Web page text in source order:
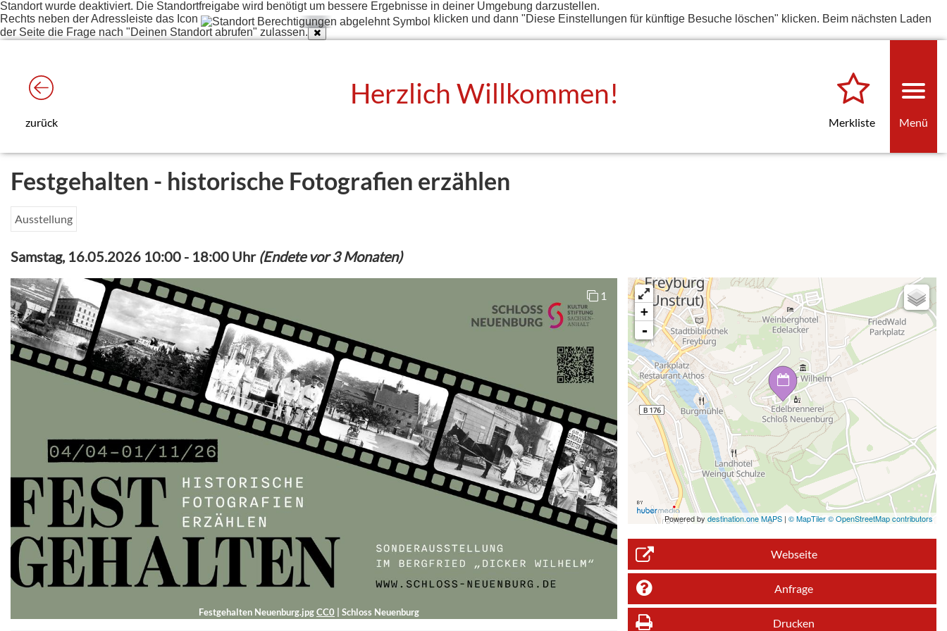
Standort wurde deaktiviert. Die Standortfreigabe wird benötigt um bessere Ergebnisse in deiner Umgebung darzustellen.
Rechts neben der Adressleiste das Icon
klicken und dann "Diese Einstellungen für künftige Besuche löschen" klicken. Beim nächsten Laden
der Seite die Frage nach "Deinen Standort abrufen" zulassen.
zurück
Herzlich Willkommen!
Merkliste Menü
Festgehalten - historische Fotografien erzählen
Ausstellung
Samstag, 16.05.2026 10:00 - 18:00 Uhr(Endete vor 3 Monaten)
Festgehalten Neuenburg.jpgCC0 Schloss Neuenburg
1
+
-
Powered by destination.one MAPS | © MapTiler © OpenStreetMap contributors
Webseite
Anfrage
Drucken